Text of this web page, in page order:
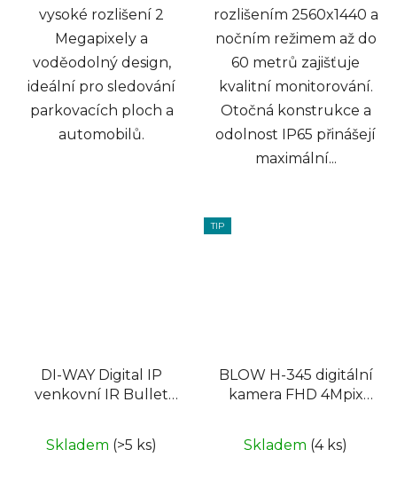
vysoké rozlišení 2
Megapixely a
voděodolný design,
ideální pro sledování
parkovacích ploch a
automobilů.
rozlišením 2560x1440 a
nočním režimem až do
60 metrů zajišťuje
kvalitní monitorování.
Otočná konstrukce a
odolnost IP65 přinášejí
maximální...
DI-WAY Digital IP
venkovní IR Bullet
POE
Skladem (>5 ks)
TIP
BLOW H-345 digitální
kamera FHD 4Mpix
Skladem (4 ks)